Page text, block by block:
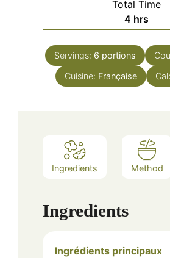
Total Time
4 hours
hrs
Servings: 6 portions
Cuisine: Française
Ingredients Method
Ingredients
Ingrédients principaux